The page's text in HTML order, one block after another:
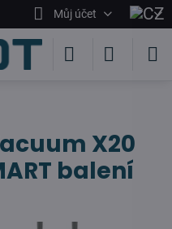
Můj účet
X20
balení